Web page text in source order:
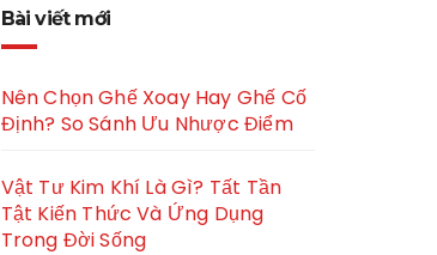
Bài viết mới
Nên Chọn Ghế Xoay Hay Ghế Cố
Định? So Sánh Ưu Nhược Điểm
Vật Tư Kim Khí Là Gì? Tất Tần
Tật Kiến Thức Và Ứng Dụng
Trong Đời Sống